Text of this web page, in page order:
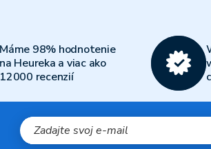
Máme 98% hodnotenie
na Heureka a viac ako
12000 recenzií